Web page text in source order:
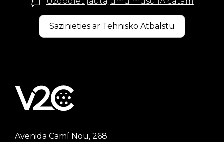
Sazinieties ar Tehnisko Atbalstu
Avenida Camí Nou, 268